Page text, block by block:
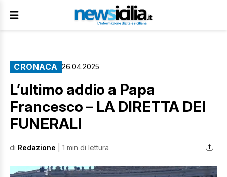
CRONACA 26.04.2025
L’ultimo addio a Papa
Francesco – LA DIRETTA DEI
FUNERALI
di Redazione | 1 min di lettura